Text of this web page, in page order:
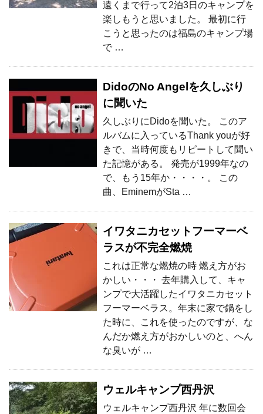
遠くまで行って2泊3日のキャンプを
楽しもうと思いました。 最初に行
こうと思ったのは福島のキャンプ場
で …
DidoのNo Angelを久しぶり
に聞いた
久しぶりにDidoを聞いた。 このア
ルバムに入っているThank youが好
きで、当時何度もリピートして聞い
た記憶がある。 発売が1999年なの
で、もう15年か・・・・。 この
曲、EminemがSta …
イワタニカセットフーマーベ
ラスが不完全燃焼
これは正常な燃焼の時 燃え方がお
かしい・・・ 去年購入して、キャ
ンプで大活躍したイワタニカセット
フーマーベラス。年末に家で鍋をし
た時に、これを使ったのですが、な
んだか燃え方がおかしいのと、へん
な臭いが …
ウェルキャンプ西丹沢
ウェルキャンプ西丹沢 年に数回会